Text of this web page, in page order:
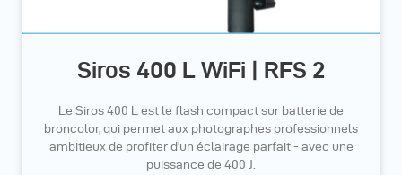
Siros 400 L WiFi | RFS 2
Le Siros 400 L est le flash compact sur batterie de
broncolor, qui permet aux photographes professionnels
ambitieux de profiter d'un éclairage parfait - avec une
puissance de 400 J.